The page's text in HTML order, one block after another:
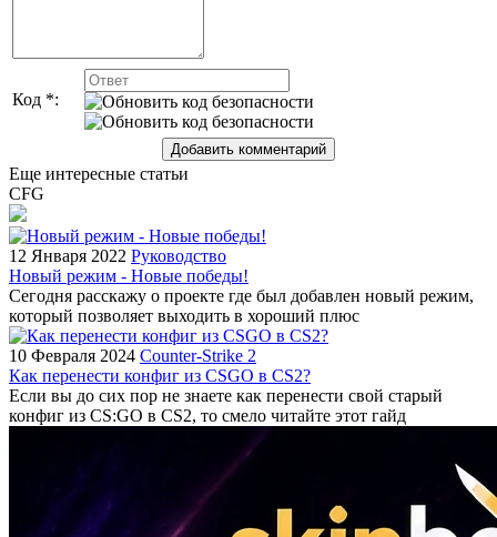
Код *:
Еще интересные статьи
CFG
12 Января 2022 Руководство
Новый режим - Новые победы!
Сегодня расскажу о проекте где был добавлен новый режим,
который позволяет выходить в хороший плюс
10 Февраля 2024 Counter-Strike 2
Как перенести конфиг из CSGO в CS2?
Если вы до сих пор не знаете как перенести свой старый
конфиг из CS:GO в CS2, то смело читайте этот гайд